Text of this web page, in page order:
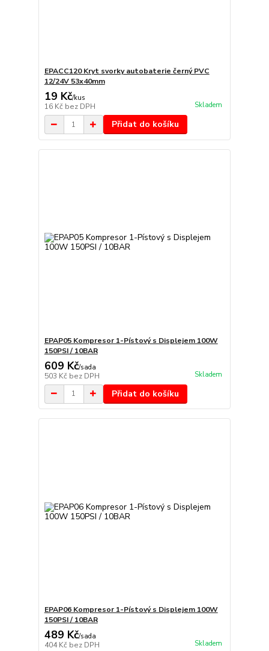
EPACC120 Kryt svorky autobaterie černý PVC
12/24V 53x40mm
19 Kč/kus
16 Kč bez DPH Skladem
Přidat do košíku
EPAP05 Kompresor 1-Pístový s Displejem 100W
150PSI / 10BAR
609 Kč/sada
503 Kč bez DPH Skladem
Přidat do košíku
EPAP06 Kompresor 1-Pístový s Displejem 100W
150PSI / 10BAR
489 Kč/sada
404 Kč bez DPH Skladem